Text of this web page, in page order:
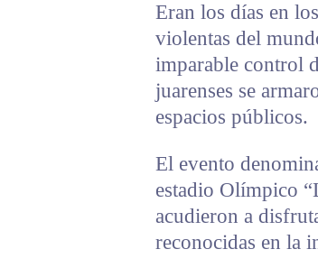
Eran los días en
violentas del
imparable control
juarenses se
espacios públicos.
El evento
estadio Olímpico
acudieron a
reconocidas en la